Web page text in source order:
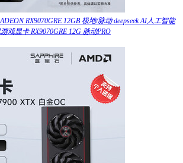
RX9070GRE 12GB 极地/脉动 deepseek AI人工智能
戏显卡 RX9070GRE 12G 脉动PRO